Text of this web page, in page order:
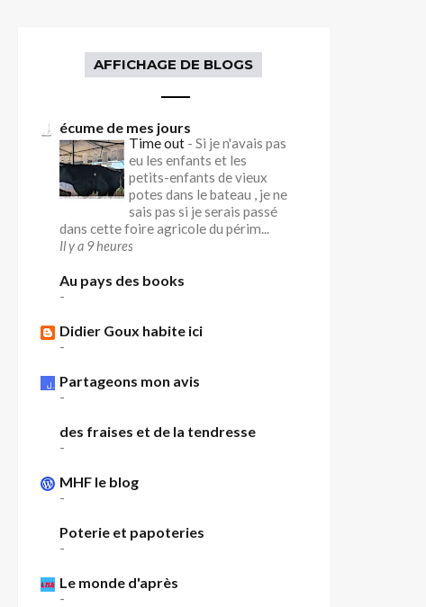
AFFICHAGE DE BLOGS
écume de mes jours
Time out -Si je n'avais pas
eu les enfants et les
petits-enfants de vieux
potes dans le bateau , je ne
sais pas si je serais passé
dans cette foire agricole du périm...
Il y a 9 heures
Au pays des books
-
Didier Goux habite ici
-
Partageons mon avis
-
des fraises et de la tendresse
-
MHF le blog
-
Poterie et papoteries
-
Le monde d'après
-